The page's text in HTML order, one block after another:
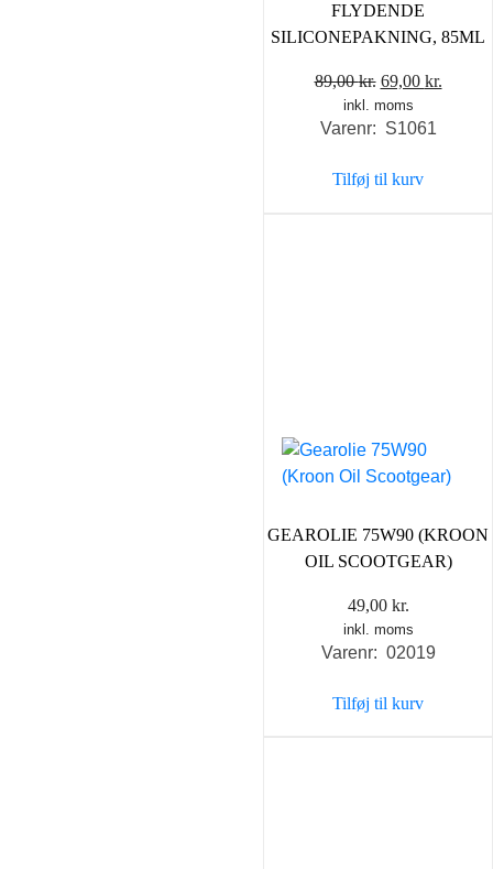
FLYDENDE
SILICONEPAKNING, 85ML
89,00kr. Den
oprindelige
pris
89,00 kr..
69,00 kr.
inkl. moms
Varenr: S1061
Tilføj til kurv
GEAROLIE 75W90 (KROON
OIL SCOOTGEAR)
49,00 kr.
inkl. moms
Varenr: 02019
Tilføj til kurv